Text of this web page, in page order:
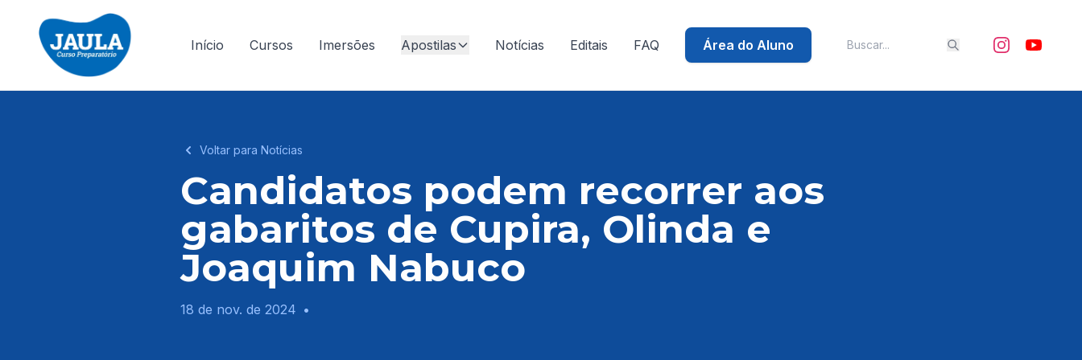
Início Cursos Imersões Apostilas Notícias Editais FAQ Área do Aluno
Voltar para Notícias
Candidatos podem recorrer aos
gabaritos de Cupira, Olinda e
Joaquim Nabuco
18 de nov. de 2024 •